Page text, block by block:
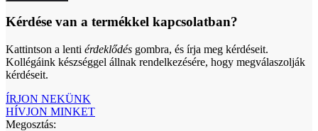
Kérdése van a termékkel kapcsolatban?
Kattintson a lenti érdeklődés gombra, és írja meg kérdéseit.
Kollégáink készséggel állnak rendelkezésére, hogy megválaszolják
kérdéseit.
ÍRJON NEKÜNK
HÍVJON MINKET
Megosztás: